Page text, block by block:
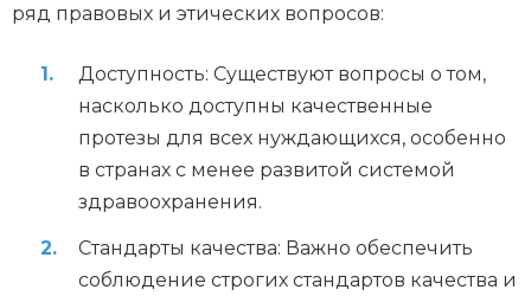
ряд правовых и этических вопросов:
Доступность: Существуют вопросы о том,
насколько доступны качественные
протезы для всех нуждающихся, особенно
в странах с менее развитой системой
здравоохранения.
Стандарты качества: Важно обеспечить
соблюдение строгих стандартов качества и